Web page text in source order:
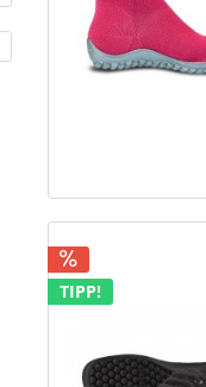
TIPP!